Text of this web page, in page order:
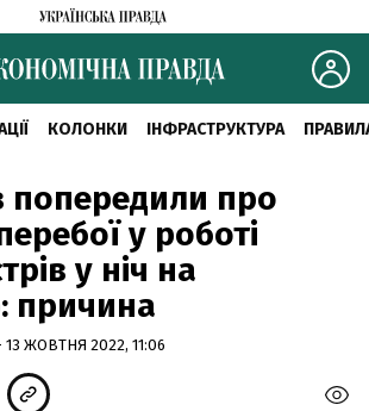
КОЛОНКИ ІНФРАСТРУКТУРА
попередили про
у роботі
у ніч на
причина
13 ЖОВТНЯ 2022, 11:06